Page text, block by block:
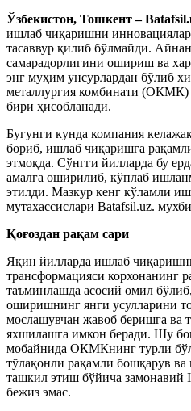
Ўзбекистон, Тошкент –
ишлаб чиқаришни инновациялар
тасаввур қилиб бўлмайди.
самарадорлигини ошириш ва
энг муҳим унсурлардан бўлиб
металлургия комбинати (ОКМК)
бири ҳисобланади.
Бугунги кунда компания
бориб, ишлаб чиқаришга
этмоқда. Сўнгги йилларда бу
амалга оширилиб, кўплаб
этилди. Мазкур кенг кўламли
мутахассислари Batafsil.uz.
Қоғоздан рақам сари
Яқин йилларда ишлаб
трансформацияси корхонанинг
таъминлашда асосий омил
оширишнинг янги усулларини
мослашувчан жавоб беришга ва
яхшилашга имкон беради. Шу
мобайнида ОКМКнинг турли
тўлақонли рақамли бошқарув
ташкил этиш бўйича замонавий
бежиз эмас.